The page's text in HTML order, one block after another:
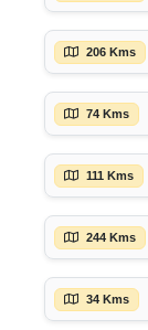
206 Kms
74 Kms
111 Kms
244 Kms
34 Kms